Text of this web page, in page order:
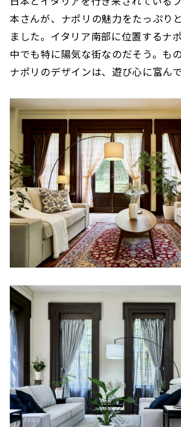
本さんが、ナポリの魅力をたっぷり
ました。イタリア南部に位置するナ
中でも特に陽気な街なのだそう。も
ナポリのデザインは、遊び心に富んで